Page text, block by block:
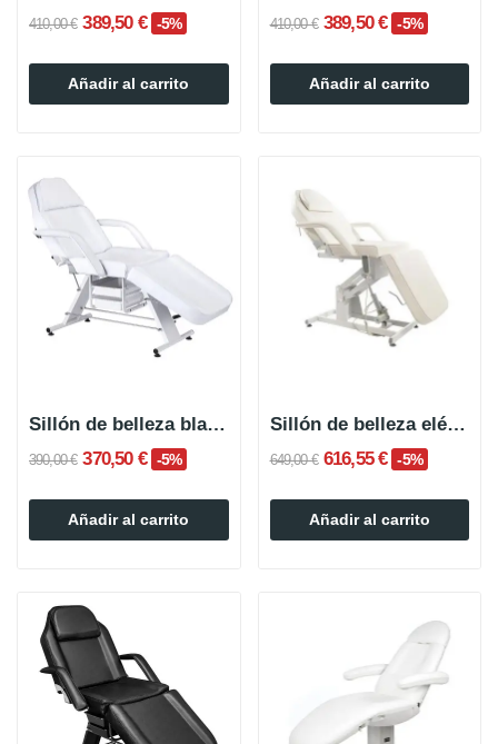
410,00 € 389,50 € -5%
Añadir al carrito
410,00 € 389,50 € -5%
Añadir al carrito
Sillón de belleza blanco con almacenamiento...
390,00 € 370,50 € -5%
Añadir al carrito
Sillón de belleza eléctrico BUCCO Blanco
649,00 € 616,55 € -5%
Añadir al carrito